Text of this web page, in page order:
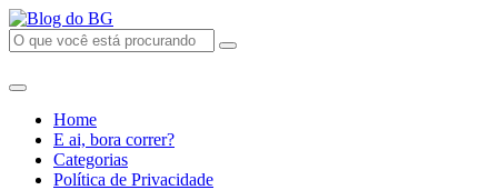
Home
E ai, bora correr?
Categorias
Política de Privacidade